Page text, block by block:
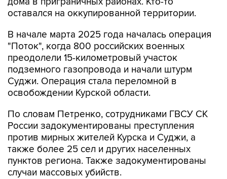
оставался на оккупированной территории.
В начале марта 2025 года началась операция
"Поток", когда 800 российских военных
преодолели 15-километровый участок
подземного газопровода и начали штурм
Суджи. Операция стала переломной в
освобождении Курской области.
По словам Петренко, сотрудниками ГВСУ СК
России задокументированы преступления
против мирных жителей Курска и Суджи, а
также более 25 сел и других населенных
пунктов региона. Также задокументированы
случаи массовых убийств.